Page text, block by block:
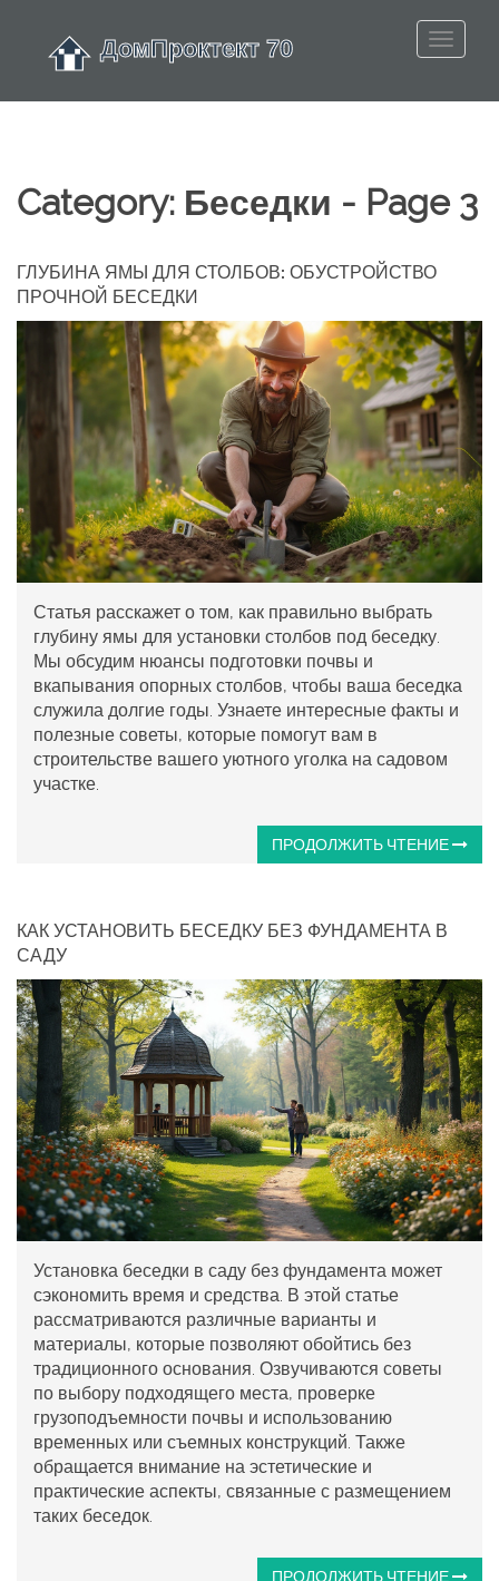
Category: Беседки - Page 3
ГЛУБИНА ЯМЫ ДЛЯ СТОЛБОВ: ОБУСТРОЙСТВО
ПРОЧНОЙ БЕСЕДКИ
Статья расскажет о том, как правильно выбрать
глубину ямы для установки столбов под беседку.
Мы обсудим нюансы подготовки почвы и
вкапывания опорных столбов, чтобы ваша беседка
служила долгие годы. Узнаете интересные факты и
полезные советы, которые помогут вам в
строительстве вашего уютного уголка на садовом
участке.
ПРОДОЛЖИТЬ ЧТЕНИЕ
КАК УСТАНОВИТЬ БЕСЕДКУ БЕЗ ФУНДАМЕНТА В
САДУ
Установка беседки в саду без фундамента может
сэкономить время и средства. В этой статье
рассматриваются различные варианты и
материалы, которые позволяют обойтись без
традиционного основания. Озвучиваются советы
по выбору подходящего места, проверке
грузоподъемности почвы и использованию
временных или съемных конструкций. Также
обращается внимание на эстетические и
практические аспекты, связанные с размещением
таких беседок.
ПРОДОЛЖИТЬ ЧТЕНИЕ